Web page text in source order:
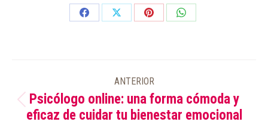
Share
Share
Share
Share
ENTRE
PUBLICACIONES
ANTERIOR
Publicación
anterior:
Psicólogo online: una forma cómoda y
eficaz de cuidar tu bienestar emocional